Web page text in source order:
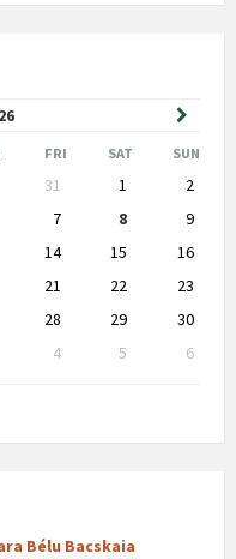
Month
FRI SAT SUN
31 1
2
7 8
9
14 15
16
21 22
23
28 29
30
4 5
6
Bélu Bacskaia